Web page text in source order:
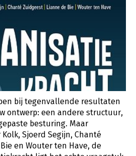
bij tegenvallende resultaten
ontwerp: een andere structuur,
besturing. Maar
Sjoerd Segijn, Chanté
en Wouter ten Have, de